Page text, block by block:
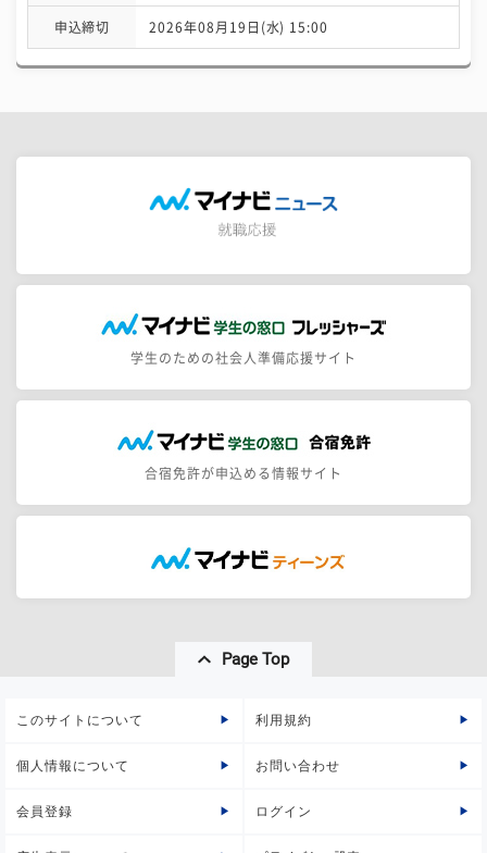
申込締切 2026年08月19日(水) 15:00
学生のための社会人準備応援サイト
合宿免許が申込める情報サイト
Page Top
このサイトについて 利用規約
個人情報について お問い合わせ
会員登録 ログイン